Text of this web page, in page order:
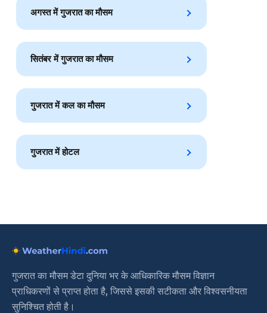
अगस्त में गुजरात का मौसम
सितंबर में गुजरात का मौसम
गुजरात में कल का मौसम
गुजरात में होटल
गुजरात का मौसम डेटा दुनिया भर के आधिकारिक मौसम विज्ञान
प्राधिकरणों से प्राप्त होता है, जिससे इसकी सटीकता और विश्वसनीयता
सुनिश्चित होती है।